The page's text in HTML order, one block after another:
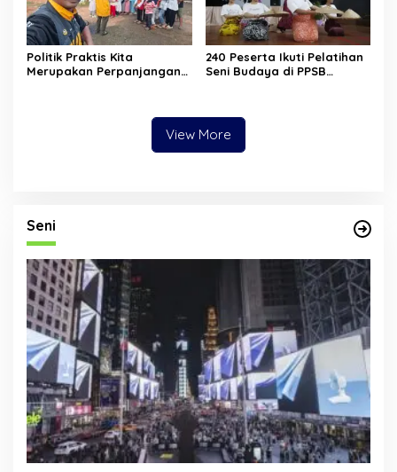
Politik Praktis Kita
Merupakan Perpanjangan
240 Peserta Ikuti Pelatihan
Seni Budaya di PPSB
View More
Seni